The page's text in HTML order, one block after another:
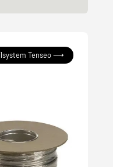
Tenseo ⟶